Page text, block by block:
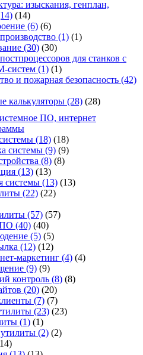
изыскания, генплан,
(14)
(6) (6)
(1) (1)
(30) (30)
для станков с
систем (1) (1)
и пожарная безопасность (42)
калькуляторы (28) (28)
ПО, интернет
(18) (18)
системы (9) (9)
(8) (8)
(13) (13)
системы (13) (13)
(22) (22)
(57) (57)
ПО (40) (40)
(5) (5)
(12) (12)
маркетинг (4) (4)
(9) (9)
контроль (8) (8)
(20) (20)
(7) (7)
(23) (23)
(1) (1)
(2) (2)